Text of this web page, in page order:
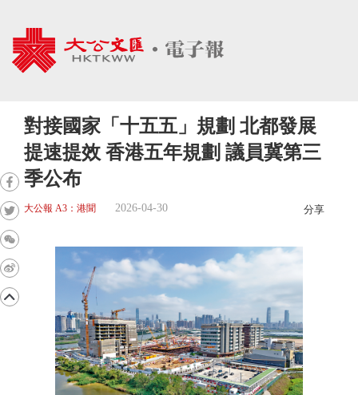
對接國家「十五五」規劃 北都發展
提速提效 香港五年規劃 議員冀第三
季公布
大公報 A3：港聞 2026-04-30 分享